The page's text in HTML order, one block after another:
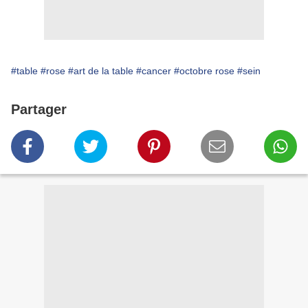
#table #rose #art de la table #cancer #octobre rose #sein
Partager